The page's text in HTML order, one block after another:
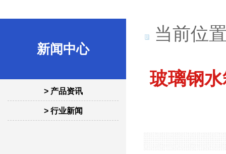
新闻中心
> 产品资讯
> 行业新闻
当前位
玻璃钢